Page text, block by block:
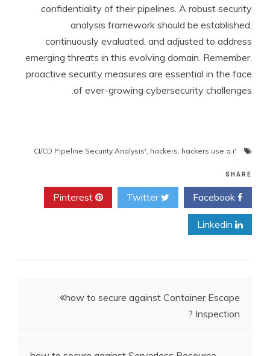
confidentiality of their pipelines. A robust security
analysis framework should be established,
continuously evaluated, and adjusted to address
emerging threats in this evolving domain. Remember,
proactive security measures are essential in the face
of ever-growing cybersecurity challenges.
'CI/CD Pipeline Security Analysis'
, hackers, hackers use a.i
SHARE
Twitter
ניווט
how to secure against Container Escape
Inspection ?